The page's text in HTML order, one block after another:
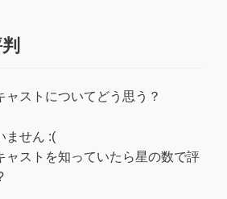
ャストについてどう思う？
ません :(
ャストを知っていたら星の数で評